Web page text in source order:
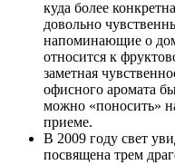
куда более
довольно
напоминающие о
относится к
заметная
офисного аромата
можно «поносить»
приеме.
В 2009 году свет
посвящена трем